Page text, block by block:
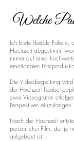
Welche
Ich biete flexible Pakete,
Hochzeit abgestimmt
immer auf einer
emotionalen
Die Videobegleitung
der Hochzeit flexibel
zwei Videografen
Perspektiven einzufangen.
Nach der Hochzeit
persönlicher Film, der je
aufgebaut ist: